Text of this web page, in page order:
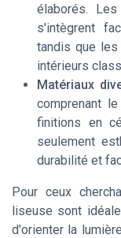
élaborés.
s'intègrent
tandis que les
intérieurs
Matériaux
comprenant
finitions en
seulement
durabilité et
Pour ceux
liseuse sont
d'orienter la